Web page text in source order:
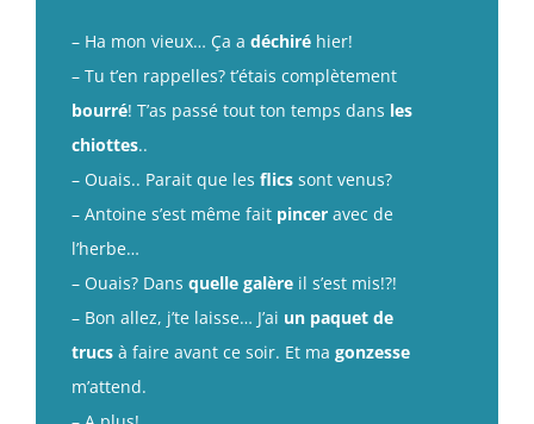
– Ha mon vieux… Ça a déchiréhier!
– Tu t’en rappelles? t’étais complètement
bourré! T’as passé tout ton temps dans les
chiottes..
– Ouais.. Parait que les flicssont venus?
– Antoine s’est même fait pinceravec de
l’herbe…
– Ouais? Dans quelle galèreil s’est mis!?!
– Bon allez, j’te laisse… J’ai un paquet de
trucsà faire avant ce soir. Et ma gonzesse
m’attend.